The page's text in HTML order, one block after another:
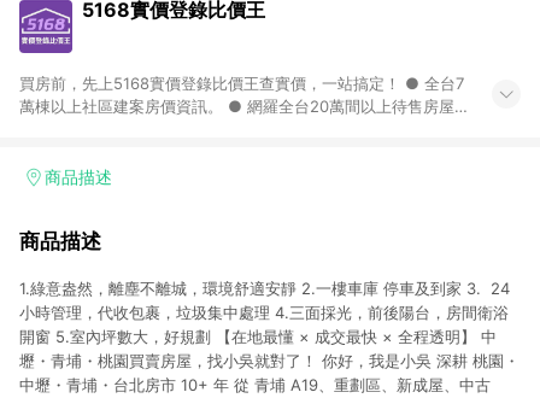
5168實價登錄比價王
買房前，先上5168實價登錄比價王查實價，一站搞定！ ● 全台7
萬棟以上社區建案房價資訊。 ● 網羅全台20萬間以上待售房屋，
器人，24小時在線查。
商品描述
商品描述
1.綠意盎然，離塵不離城，環境舒適安靜 2.一樓車庫 停車及到家 3. 24
小時管理，代收包裹，垃圾集中處理 4.三面採光，前後陽台，房間衛浴
開窗 5.室內坪數大，好規劃 【在地最懂 × 成交最快 × 全程透明】 中
壢・青埔・桃園買賣房屋，找小吳就對了！ 你好，我是小吳 深耕 桃園・
中壢・青埔・台北房市 10+ 年 從 青埔 A19、重劃區、新成屋、中古